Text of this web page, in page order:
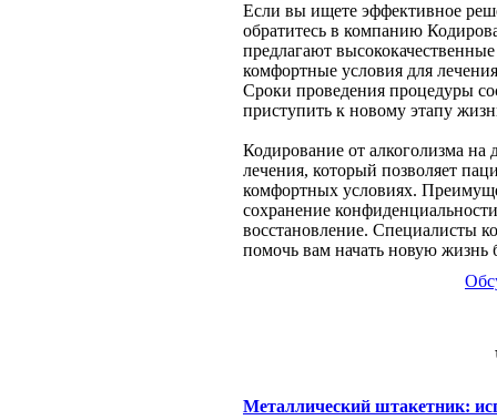
Если вы ищете эффективное
обратитесь в компанию
предлагают
комфортные условия для
Сроки проведения процедуры
приступить к новому этапу
Кодирование от алкоголизма
лечения, который позволяет
комфортных условиях.
сохранение
восстановление. Специалисты
помочь вам начать новую жизнь
Металлический штакетник: